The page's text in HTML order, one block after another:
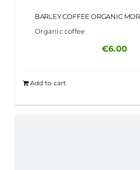
BARLEY COFFEE ORGANIC
Organic coffee
€6.00
Add to cart